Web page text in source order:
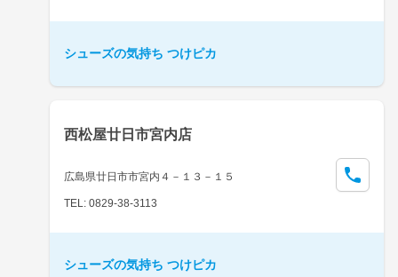
シューズの気持ち つけピカ
西松屋廿日市宮内店
広島県廿日市市宮内４－１３－１５
TEL: 0829-38-3113
シューズの気持ち つけピカ